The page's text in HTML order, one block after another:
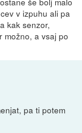
v izpuhu ali pa
kak senzor,
možno, a vsaj po
pa ti potem